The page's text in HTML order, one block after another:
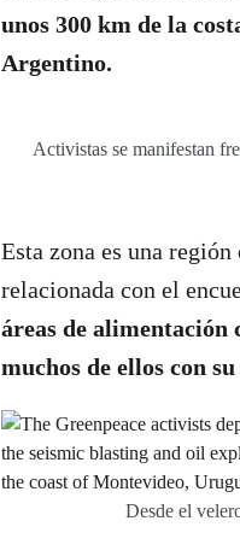
unos 300 km de la
Argentino.
Activistas se manifestan
Esta zona es una
relacionada con el
áreas de alimentación
muchos de ellos con
Desde el